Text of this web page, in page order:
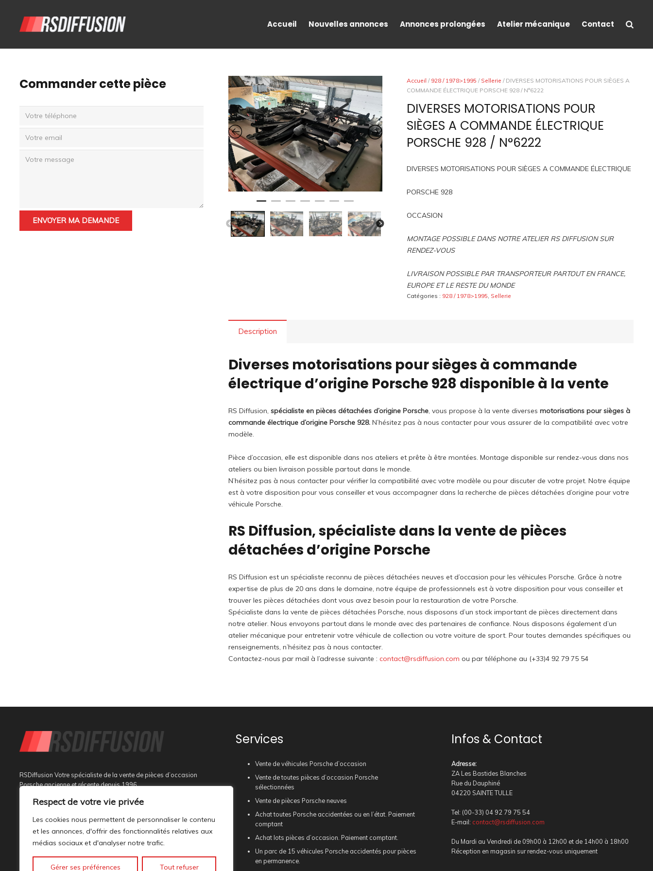
Respect de votre vie privée
Les cookies nous permettent de personnaliser le contenu
et les annonces, d'offrir des fonctionnalités relatives aux
médias sociaux et d'analyser notre trafic.
Gérer ses préférences Tout refuser
Accueil Nouvelles annonces Annonces prolongées Atelier mécanique Contact
Accueil / 928 / 1978>1995 / Sellerie / DIVERSES MOTORISATIONS POUR SIÈGES A
COMMANDE ÉLECTRIQUE PORSCHE 928 / N°6222
DIVERSES MOTORISATIONS POUR
SIÈGES A COMMANDE ÉLECTRIQUE
PORSCHE 928 / N°6222
DIVERSES MOTORISATIONS POUR SIÈGES A COMMANDE ÉLECTRIQUE
PORSCHE 928
OCCASION
MONTAGE POSSIBLE DANS NOTRE ATELIER RS DIFFUSION SUR
RENDEZ-VOUS
LIVRAISON POSSIBLE PAR TRANSPORTEUR PARTOUT EN FRANCE,
EUROPE ET LE RESTE DU MONDE
Catégories : 928 / 1978>1995, Sellerie
Description
Diverses motorisations pour sièges à commande
électrique d’origine Porsche 928 disponible à la vente
RS Diffusion, spécialiste en pièces détachées d’origine Porsche, vous propose à la vente diverses motorisations pour sièges à
commande électrique d’origine Porsche 928.N’hésitez pas à nous contacter pour vous assurer de la compatibilité avec votre
modèle.
Pièce d’occasion, elle est disponible dans nos ateliers et prête à être montées. Montage disponible sur rendez-vous dans nos
ateliers ou bien livraison possible partout dans le monde.
N’hésitez pas à nous contacter pour vérifier la compatibilité avec votre modèle ou pour discuter de votre projet. Notre équipe
est à votre disposition pour vous conseiller et vous accompagner dans la recherche de pièces détachées d’origine pour votre
véhicule Porsche.
RS Diffusion, spécialiste dans la vente de pièces
détachées d’origine Porsche
RS Diffusion est un spécialiste reconnu de pièces détachées neuves et d’occasion pour les véhicules Porsche. Grâce à notre
expertise de plus de 20 ans dans le domaine, notre équipe de professionnels est à votre disposition pour vous conseiller et
trouver les pièces détachées dont vous avez besoin pour la restauration de votre Porsche.
Spécialiste dans la vente de pièces détachées Porsche, nous disposons d’un stock important de pièces directement dans
notre atelier. Nous envoyons partout dans le monde avec des partenaires de confiance. Nous disposons également d’un
atelier mécanique pour entretenir votre véhicule de collection ou votre voiture de sport. Pour toutes demandes spécifiques ou
renseignements, n’hésitez pas à nous contacter.
Contactez-nous par mail à l’adresse suivante : contact@rsdiffusion.com ou par téléphone au (+33)4 92 79 75 54
Commander cette pièce
RSDiffusion Votre spécialiste de la vente de pièces d’occasion
Porsche ancienne et récente depuis 1996
Implantée à Sainte Tulle dans le département des Alpes de
Provence, au sein d’un bâtiment tout neuf de 1000M², son
activité est dédiée à la marque PORSCHE.
Services
Vente de véhicules Porsche d’occasion
Vente de toutes pièces d’occasion Porsche
sélectionnées
Vente de pièces Porsche neuves
Achat toutes Porsche accidentées ou en l’état. Paiement
comptant
Achat lots pièces d’occasion. Paiement comptant.
Un parc de 15 véhicules Porsche accidentés pour pièces
en permanence.
Infos & Contact
Adresse:
ZA Les Bastides Blanches
Rue du Dauphiné
04220 SAINTE TULLE
Tel: (00-33) 04 92 79 75 54
E-mail: contact@rsdiffusion.com
Du Mardi au Vendredi de 09h00 à 12h00 et de 14h00 à 18h00
Réception en magasin sur rendez-vous uniquement